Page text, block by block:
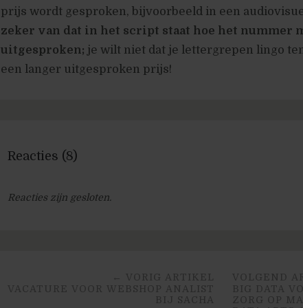
prijs wordt gesproken, bijvoorbeeld in een
zeker van dat in het script staat hoe het nummer
uitgesproken; je wilt niet dat je lettergrepen lingo
een langer uitgesproken prijs!
Reacties (8)
Reacties zijn gesloten.
VOLGEND
BIG DATA
ZORG OP
← VORIG ARTIKEL
VACATURE VOOR WEBSHOP ANALIST
BIJ SACHA